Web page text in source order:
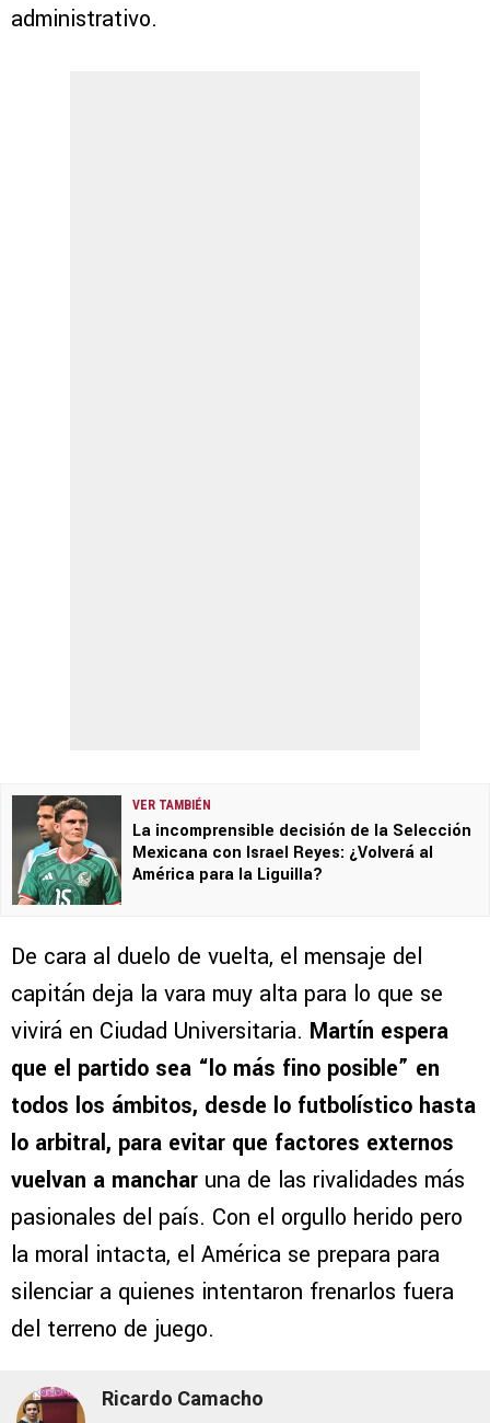
administrativo.
VER TAMBIÉN
La incomprensible decisión de la Selección
Mexicana con Israel Reyes: ¿Volverá al
América para la Liguilla?
De cara al duelo de vuelta, el mensaje del
capitán deja la vara muy alta para lo que se
vivirá en Ciudad Universitaria. Martín espera
que el partido sea “lo más fino posible” en
todos los ámbitos, desde lo futbolístico hasta
lo arbitral, para evitar que factores externos
vuelvan a manchar una de las rivalidades más
pasionales del país. Con el orgullo herido pero
la moral intacta, el América se prepara para
silenciar a quienes intentaron frenarlos fuera
del terreno de juego.
Ricardo Camacho